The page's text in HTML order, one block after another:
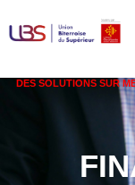
DES SOLUTIONS SUR